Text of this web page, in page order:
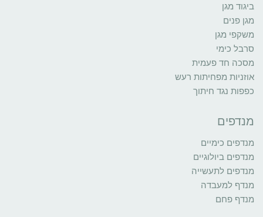
ביגוד מגן
מגן פנים
משקפי מגן
סרבל כימי
מסכה חד פעמית
אוזניות מפחיתות רעש
כפפות נגד חיתוך
מנדפים
מנדפים כימיים
מנדפים ביולוגיים
מנדפים לתעשייה
מנדף למעבדה
מנדף פחם